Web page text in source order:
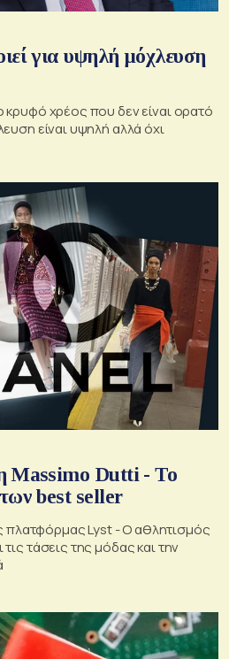
για υψηλή μόχλευση
χρέος που δεν είναι ορατό
είναι υψηλή αλλά όχι
Massimo Dutti - Το
best seller
πλατφόρμας Lyst - Ο αθλητισμός
τάσεις της μόδας και την